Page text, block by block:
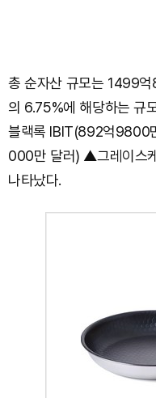
총 순자산 규모는 1499
의 6.75%에 해당하는 규
블랙록 IBIT(892억9800
000만 달러) ▲그레이스
나타났다.